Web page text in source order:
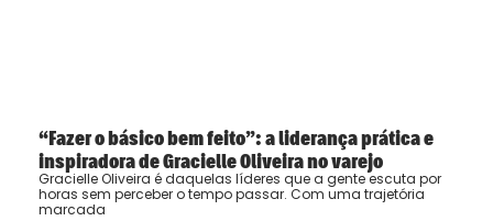
“Fazer o básico bem feito”: a liderança prática e
inspiradora de Gracielle Oliveira no varejo
Gracielle Oliveira é daquelas líderes que a gente escuta por
horas sem perceber o tempo passar. Com uma trajetória
marcada